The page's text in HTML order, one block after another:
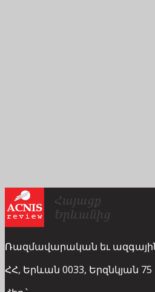
Ռազմավարական եւ
ՀՀ, Երևան 0033, Երզնկյան 75